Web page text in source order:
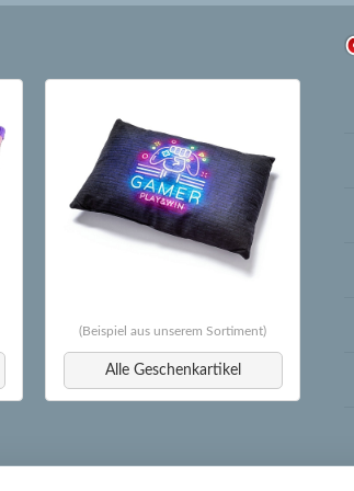
(Beispiel aus unserem Sortiment)
Alle Geschenkartikel